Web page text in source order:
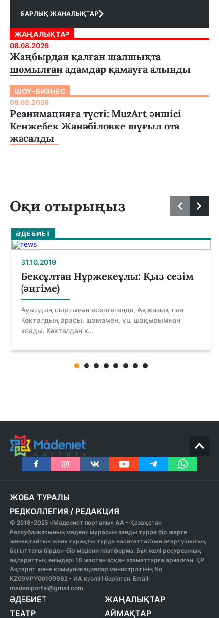
БАРЛЫҚ ЖАНАЛЫҚТАР
ЖАҢАЛЫҚТАР
08.08.2026
Жаңбырдан қалған шалшықта
шомылған адамдар қамауға алынды
ШОУ-БИЗНЕС
08.08.2026
Реанимацияға түсті: MuzArt әншісі
Кенжебек Жанәбіловке шұғыл ота
жасалды
Оқи отырыңыз
ӘДЕБИЕТ
31.10.2019
Бексұлтан Нұржекеұлы: Қыз сезім
(әңгіме)
Ауылдың сыртынан есептегенде, Ақжазық пен
Көкталдың арасы, шамамен, үш шақырымнан
асады. Көкталдан к...
ЖОБА ТУРАЛЫ
РЕДКОЛЛЕГИЯ / РЕДАКЦИЯ
© 2018-2025 «Мәдениет порталы» АА - Қазақстан
Республикасының мәдени мұрасын заңды түрде бір жерге
жинақтайтын және тұрақты түрде насихаттайтын ағартушылық
бағыттағы бірден-бір мәдени платформа. Бұл желі ресурсының
ақпараттық өнімдері 18 жастан асқан азаматтарға арналған. ҚР
Ақпарат және коммуникациялар министрлігінің No
KZ09VPY00109962 - ИА куәлігі берілген. Email:
madeniportal@gmail.com
ӘДЕБИЕТ
ТЕАТР
ЖАҢАЛЫҚТАР
АЙМАҚТАР